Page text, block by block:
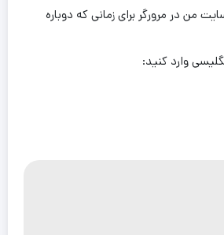
من در مرورگر برای زمانی که دوباره
وارد کنید: